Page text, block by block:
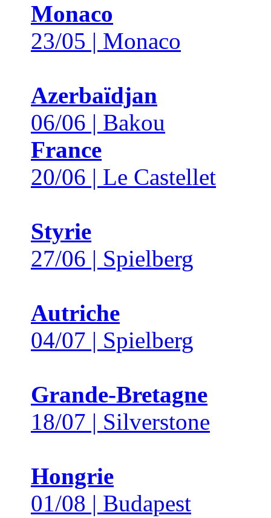
Monaco
23/05 | Monaco
Azerbaïdjan
06/06 | Bakou
France
20/06 | Le Castellet
Styrie
27/06 | Spielberg
Autriche
04/07 | Spielberg
Grande-Bretagne
18/07 | Silverstone
Hongrie
01/08 | Budapest